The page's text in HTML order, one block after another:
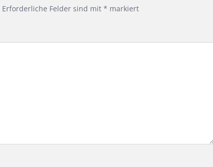
Erforderliche Felder sind mit * markiert